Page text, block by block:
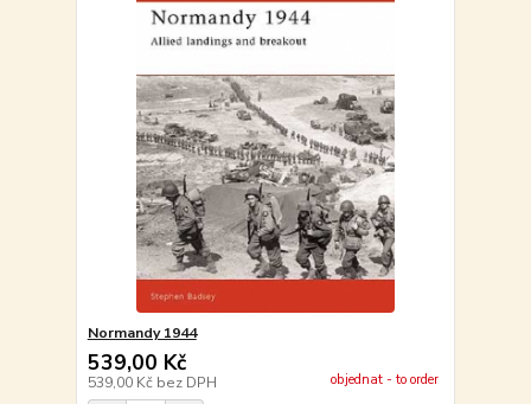
Normandy 1944
539,00 Kč
539,00 Kč bez DPH objednat - to order